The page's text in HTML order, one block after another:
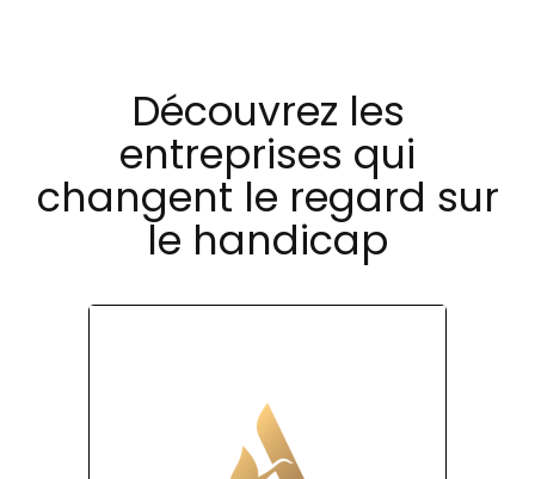
Découvrez les
entreprises qui
changent le regard sur
le handicap